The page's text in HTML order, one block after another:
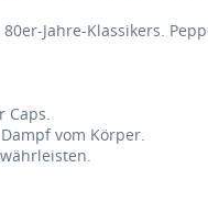
Jahre-Klassikers.
Caps.
vom Körper.